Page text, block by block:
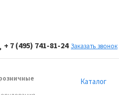
+ 7 (495) 741-81-24 Заказать звонок
Каталог